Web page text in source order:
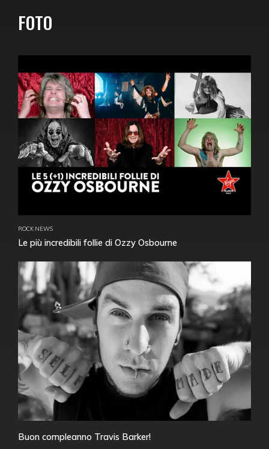
FOTO
ROCK NEWS
Le più incredibili follie di Ozzy Osbourne
Buon compleanno Travis Barker!